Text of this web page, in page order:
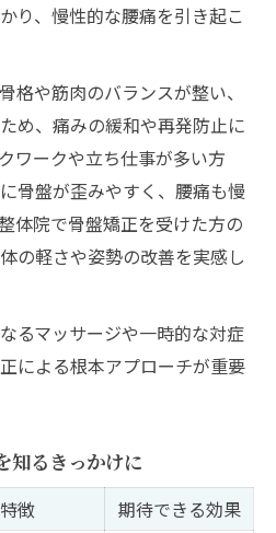
り、慢性的な腰痛を引き起こ
格や筋肉のバランスが整い、
め、痛みの緩和や再発防止に
ワークや立ち仕事が多い方
骨盤が歪みやすく、腰痛も慢
体院で骨盤矯正を受けた方の
の軽さや姿勢の改善を実感し
るマッサージや一時的な対症
による根本アプローチが重要
知るきっかけに
特徴 期待できる効果